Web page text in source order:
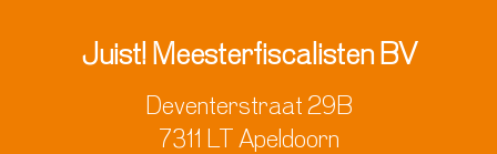
Juist! Meesterfiscalisten BV
Deventerstraat 29B
7311 LT Apeldoorn